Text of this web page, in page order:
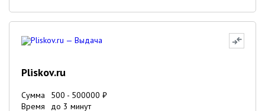
Pliskov.ru
Сумма 500 - 500000 ₽
Время
до 3 минут